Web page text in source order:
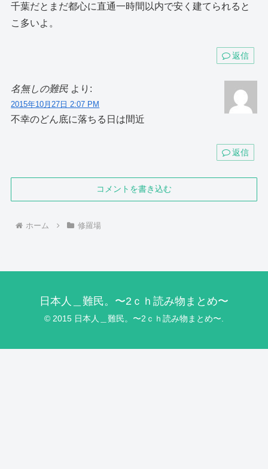
千葉だとまだ都心に直通一時間以内で安く建てられると
こ多いよ。
返信
名無しの難民 より:
2015年10月27日 2:07 PM
不幸のどん底に落ちる日は間近
返信
コメントを書き込む
ホーム 修羅場
日本人＿難民。〜2ｃｈ読み物まとめ〜
© 2015 日本人＿難民。〜2ｃｈ読み物まとめ〜.